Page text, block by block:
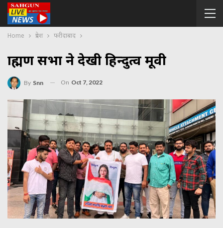
Home प्रदेश फरीदाबाद
ब्राह्मण सभा ने देखी हिन्दुत्व मूवी
By Snn On Oct 7, 2022